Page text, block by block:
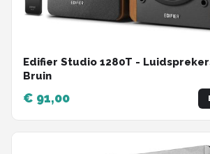
Edifier Studio 1280T -
Bruin
€ 91,00